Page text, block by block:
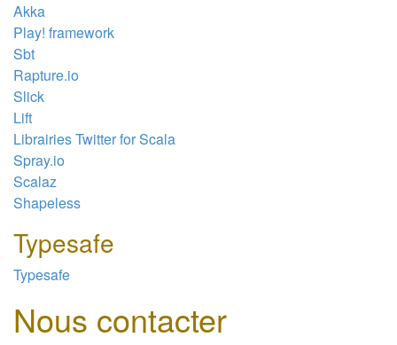
Akka
Play! framework
Sbt
Rapture.io
Slick
Lift
Librairies Twitter for Scala
Spray.io
Scalaz
Shapeless
Typesafe
Typesafe
Nous contacter